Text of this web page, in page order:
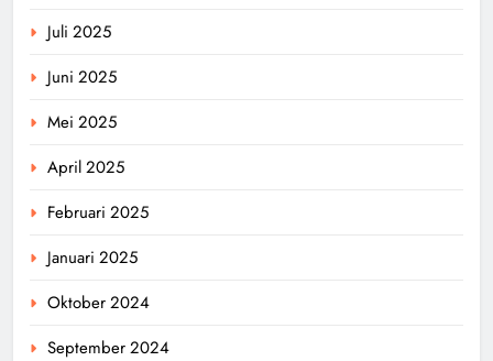
Juli 2025
Juni 2025
Mei 2025
April 2025
Februari 2025
Januari 2025
Oktober 2024
September 2024